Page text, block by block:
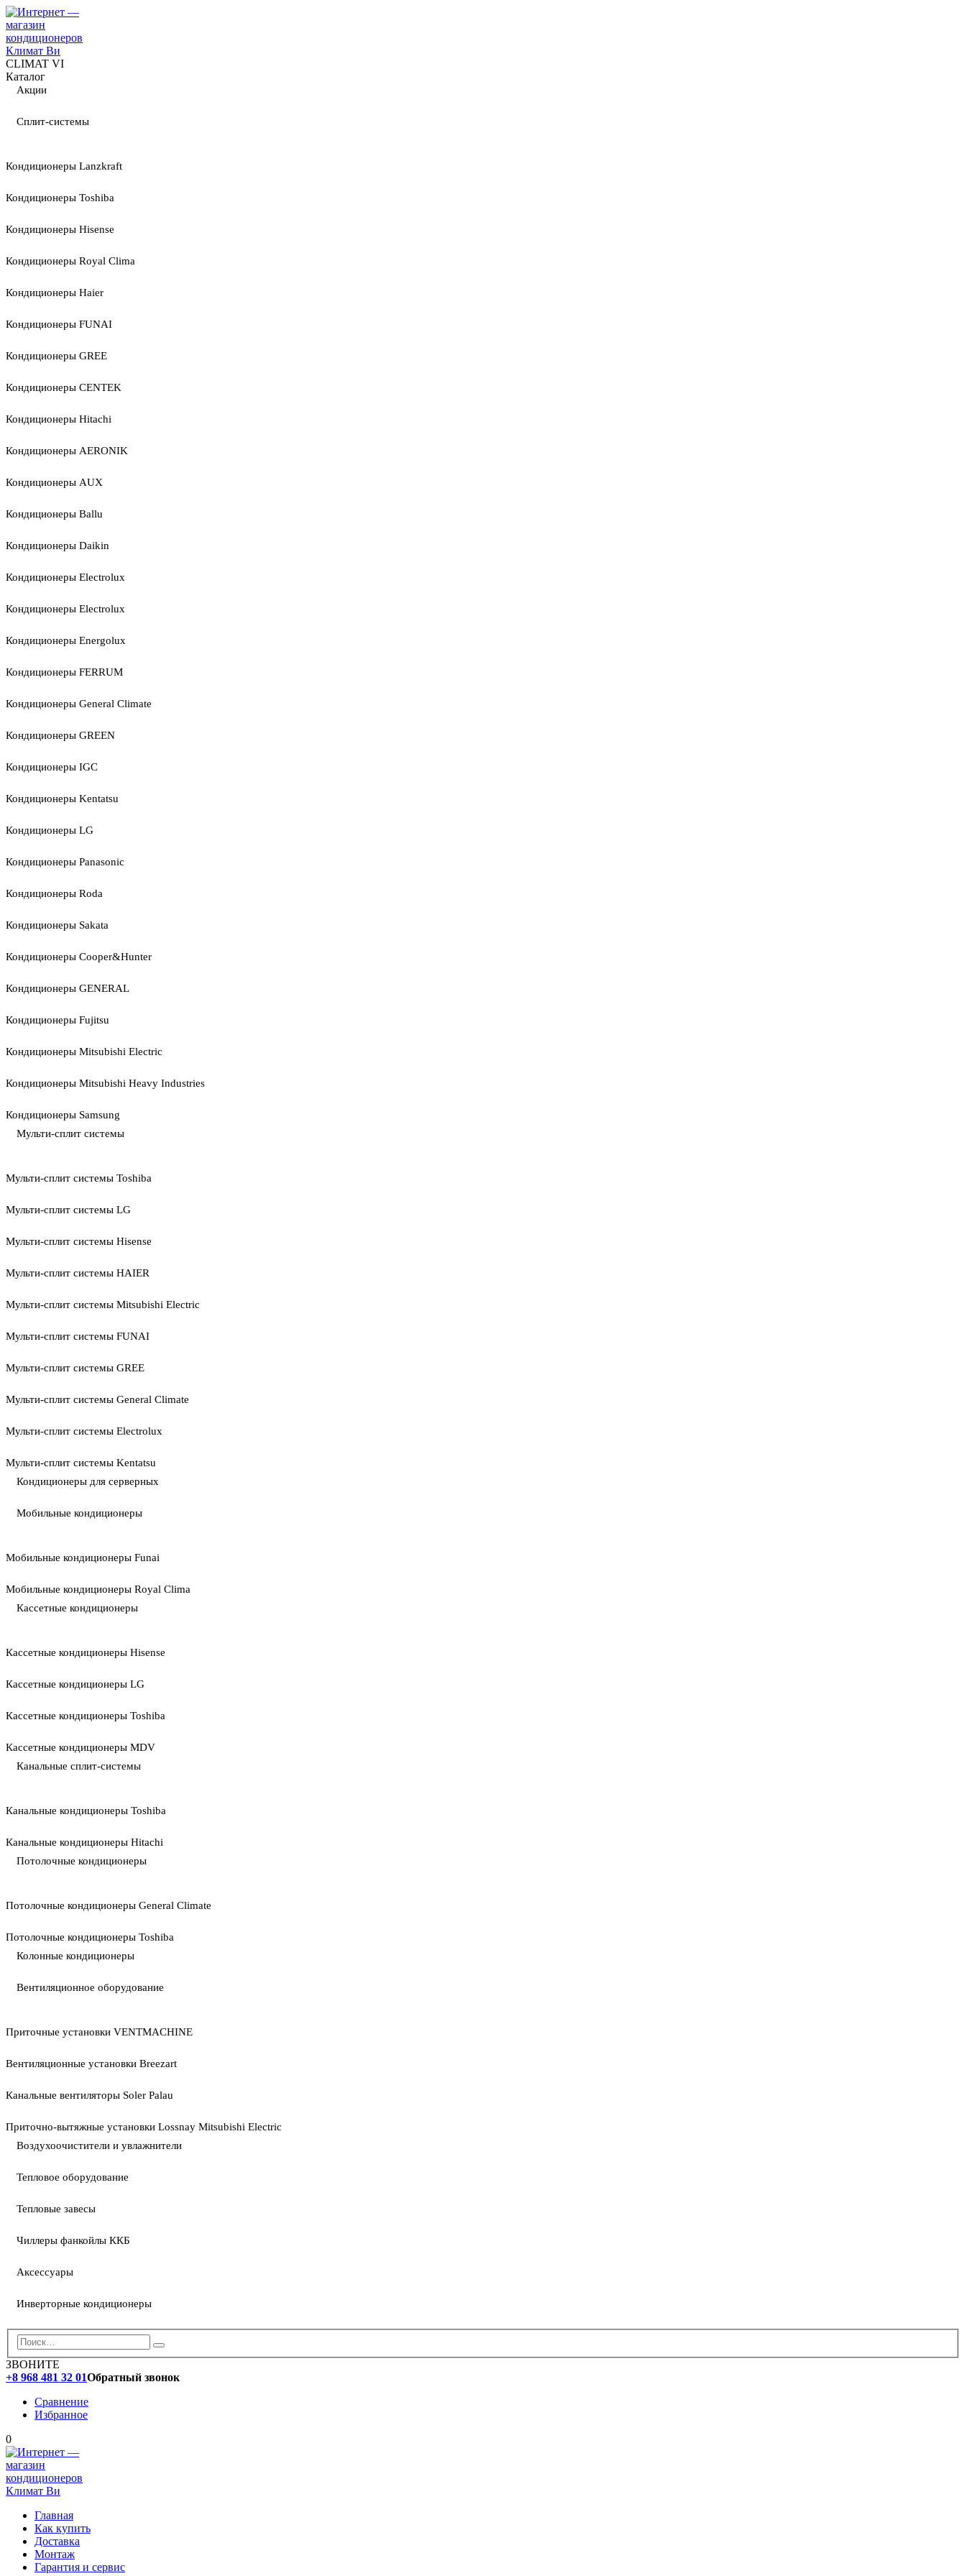
CLIMAT VI
Каталог
Акции
Сплит-системы
Кондиционеры Lanzkraft
Кондиционеры Toshiba
Кондиционеры Hisense
Кондиционеры Royal Clima
Кондиционеры Haier
Кондиционеры FUNAI
Кондиционеры GREE
Кондиционеры CENTEK
Кондиционеры Hitachi
Кондиционеры AERONIK
Кондиционеры AUX
Кондиционеры Ballu
Кондиционеры Daikin
Кондиционеры Electrolux
Кондиционеры Electrolux
Кондиционеры Energolux
Кондиционеры FERRUM
Кондиционеры General Climate
Кондиционеры GREEN
Кондиционеры IGC
Кондиционеры Kentatsu
Кондиционеры LG
Кондиционеры Panasonic
Кондиционеры Roda
Кондиционеры Sakata
Кондиционеры Cooper&Hunter
Кондиционеры GENERAL
Кондиционеры Fujitsu
Кондиционеры Mitsubishi Electric
Кондиционеры Mitsubishi Heavy Industries
Кондиционеры Samsung
Мульти-сплит системы
Мульти-сплит системы Toshiba
Мульти-сплит системы LG
Мульти-сплит системы Hisense
Мульти-сплит системы HAIER
Мульти-сплит системы Mitsubishi Electric
Мульти-сплит системы FUNAI
Мульти-сплит системы GREE
Мульти-сплит системы General Climate
Мульти-сплит системы Electrolux
Мульти-сплит системы Kentatsu
Кондиционеры для серверных
Мобильные кондиционеры
Мобильные кондиционеры Funai
Мобильные кондиционеры Royal Clima
Кассетные кондиционеры
Кассетные кондиционеры Hisense
Кассетные кондиционеры LG
Кассетные кондиционеры Toshiba
Кассетные кондиционеры MDV
Канальные сплит-системы
Канальные кондиционеры Toshiba
Канальные кондиционеры Hitachi
Потолочные кондиционеры
Потолочные кондиционеры General Climate
Потолочные кондиционеры Toshiba
Колонные кондиционеры
Вентиляционное оборудование
Приточные установки VENTMACHINE
Вентиляционные установки Breezart
Канальные вентиляторы Soler Palau
Приточно-вытяжные установки Lossnay Mitsubishi Electric
Воздухоочистители и увлажнители
Тепловое оборудование
Тепловые завесы
Чиллеры фанкойлы ККБ
Аксессуары
Инверторные кондиционеры
ЗВОНИТЕ
+8 968 481 32 01Обратный звонок
Сравнение
Избранное
0
Главная
Как купить
Доставка
Монтаж
Гарантия и сервис